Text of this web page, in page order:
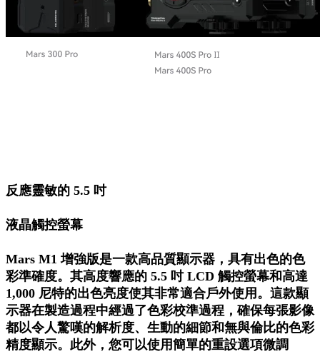
反應靈敏的 5.5 吋
液晶觸控螢幕
Mars M1 增強版是一款高品質顯示器，具有出色的色
彩準確度。其高度響應的 5.5 吋 LCD 觸控螢幕和高達
1,000 尼特的出色亮度使其非常適合戶外使用。這款顯
示器在製造過程中經過了色彩校準過程，確保每張影像
都以令人驚嘆的解析度、生動的細節和無與倫比的色彩
精度顯示。此外，您可以使用簡單的重設選項微調